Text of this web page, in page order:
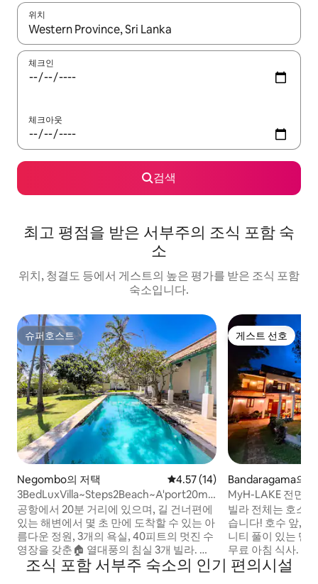
위치
결과가 나오면 위·아래 화살표 키를 사용하거나 터치 또는 스와이
체크인
체크아웃
검색
최고 평점을 받은 서부주의 조식 포함 숙
소
위치, 청결도 등에서 게스트의 높은 평가를 받은 조식 포함
숙소입니다.
슈퍼호스트
슈퍼호스트
Negombo의 저택 평점 4.57점(5점 만점), 후기 14
4.57 (14)
3BedLuxVilla~Steps2Beach~A'port20min~AC~Pool~G
'den
공항에서 20분 거리에 있으며, 길 건너편에
있는 해변에서 몇 초 만에 도착할 수 있는 아
름다운 정원, 3개의 욕실, 40피트의 멋진 수
영장을 갖춘🏠 열대풍의 침실 3개 빌라. 가
족, 신선한 열대 분위기를 찾는 그룹에게 완
벽합니다. ▶ 하이라이트: ✧ 퀸사이즈 침대
게스트 선호
게스트 선호
Bandaragama의
MyH-LAKE 전면
식
빌라 전체는 호스
습니다! 호수 앞, 현대적이고 넓으며, 인피
니티 풀이 있는 맨
무료 아침 식사. 빌라는 필베이 워터파크/고
카트 센터에서 5분
분 거리에 있습니
조식 포함 서부주 숙소의 인기 편의시설